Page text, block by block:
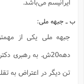
ب ـ جبهه ملی:
جبهه ملی یکی از
تن دیگر در اعتراض به